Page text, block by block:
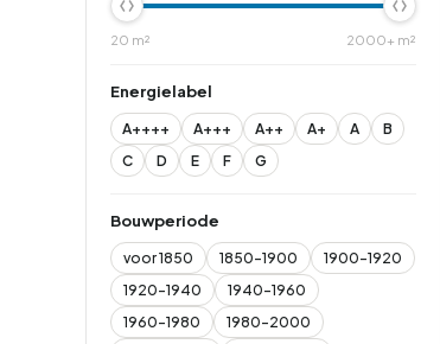
20 m² 2000+ m²
Energielabel
A++++ A+++ A++ A+ A
B
C
D E F G
Bouwperiode
voor 1850 1850-1900
1900-1920
1920-1940
1940-1960
1960-1980
1980-2000